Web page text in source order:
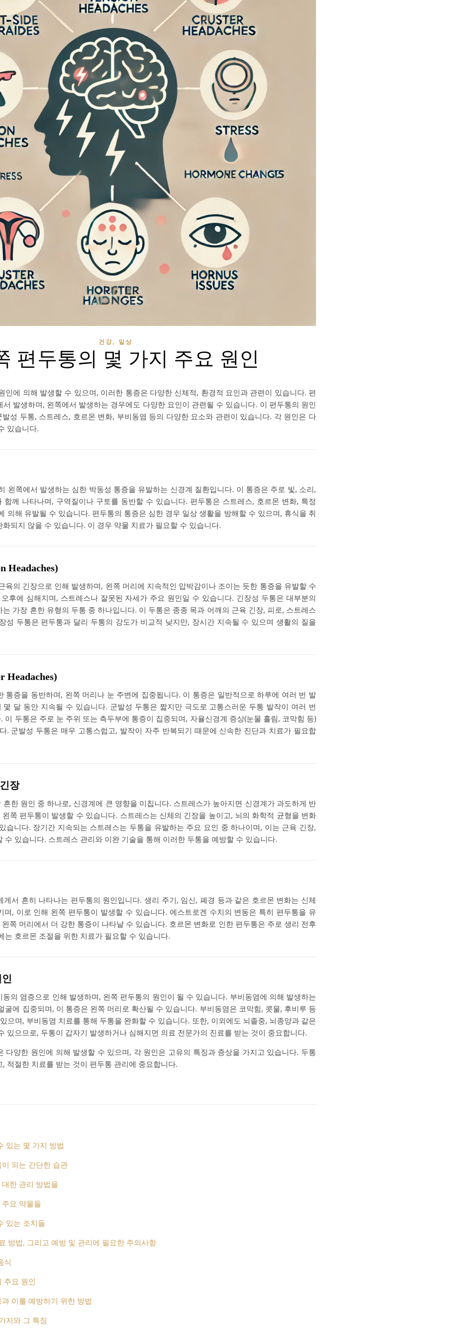
건강, 일상
편두통의 몇 가지 주요 원인
인에 의해 발생할 수 있으며, 이러한 통증은 다양한 신체적, 환경적 요인과 관련이 있습니다. 편
발생하며, 왼쪽에서 발생하는 경우에도 다양한 요인이 관련될 수 있습니다. 이 편두통의 원인
성 두통, 스트레스, 호르몬 변화, 부비동염 등의 다양한 요소와 관련이 있습니다. 각 원인은 다
있습니다.
왼쪽에서 발생하는 심한 박동성 통증을 유발하는 신경계 질환입니다. 이 통증은 주로 빛, 소리,
함께 나타나며, 구역질이나 구토를 동반할 수 있습니다. 편두통은 스트레스, 호르몬 변화, 특정
의해 유발될 수 있습니다. 편두통의 통증은 심한 경우 일상 생활을 방해할 수 있으며, 휴식을 취
되지 않을 수 있습니다. 이 경우 약물 치료가 필요할 수 있습니다.
Headaches)
육의 긴장으로 인해 발생하며, 왼쪽 머리에 지속적인 압박감이나 조이는 듯한 통증을 유발할 수
후에 심해지며, 스트레스나 잘못된 자세가 주요 원인일 수 있습니다. 긴장성 두통은 대부분의
가장 흔한 유형의 두통 중 하나입니다. 이 두통은 종종 목과 어깨의 근육 긴장, 피로, 스트레스
성 두통은 편두통과 달리 두통의 강도가 비교적 낮지만, 장시간 지속될 수 있으며 생활의 질을
Headaches)
통증을 동반하며, 왼쪽 머리나 눈 주변에 집중됩니다. 이 통증은 일반적으로 하루에 여러 번 발
달 동안 지속될 수 있습니다. 군발성 두통은 짧지만 극도로 고통스러운 두통 발작이 여러 번
이 두통은 주로 눈 주위 또는 측두부에 통증이 집중되며, 자율신경계 증상(눈물 흘림, 코막힘 등)
. 군발성 두통은 매우 고통스럽고, 발작이 자주 반복되기 때문에 신속한 진단과 치료가 필요합
장
한 원인 중 하나로, 신경계에 큰 영향을 미칩니다. 스트레스가 높아지면 신경계가 과도하게 반
쪽 편두통이 발생할 수 있습니다. 스트레스는 신체의 긴장을 높이고, 뇌의 화학적 균형을 변화
습니다. 장기간 지속되는 스트레스는 두통을 유발하는 주요 요인 중 하나이며, 이는 근육 긴장,
수 있습니다. 스트레스 관리와 이완 기술을 통해 이러한 두통을 예방할 수 있습니다.
게서 흔히 나타나는 편두통의 원인입니다. 생리 주기, 임신, 폐경 등과 같은 호르몬 변화는 신체
며, 이로 인해 왼쪽 편두통이 발생할 수 있습니다. 에스트로겐 수치의 변동은 특히 편두통을 유
쪽 머리에서 더 강한 통증이 나타날 수 있습니다. 호르몬 변화로 인한 편두통은 주로 생리 전후
는 호르몬 조절을 위한 치료가 필요할 수 있습니다.
동의 염증으로 인해 발생하며, 왼쪽 편두통의 원인이 될 수 있습니다. 부비동염에 의해 발생하는
굴에 집중되며, 이 통증은 왼쪽 머리로 확산될 수 있습니다. 부비동염은 코막힘, 콧물, 후비루 등
으며, 부비동염 치료를 통해 두통을 완화할 수 있습니다. 또한, 이외에도 뇌졸중, 뇌종양과 같은
있으므로, 두통이 갑자기 발생하거나 심해지면 의료 전문가의 진료를 받는 것이 중요합니다.
다양한 원인에 의해 발생할 수 있으며, 각 원인은 고유의 특징과 증상을 가지고 있습니다. 두통
적절한 치료를 받는 것이 편두통 관리에 중요합니다.
있는 몇 가지 방법
되는 간단한 습관
한 관리 방법을
요 약물들
있는 조치들
방법, 그리고 예방 및 관리에 필요한 주의사항
식
주요 원인
이를 예방하기 위한 방법
지와 그 특징